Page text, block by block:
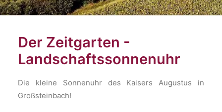
Der Zeitgarten -
Landschaftssonnenuhr
Die kleine Sonnenuhr des Kaisers Augustus in
Großsteinbach!